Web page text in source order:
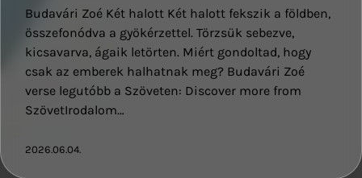
Budavári Zoé Két halott Két halott fekszik a földben,
összefonódva a gyökérzettel. Törzsük sebezve,
kicsavarva, ágaik letörten. Miért gondoltad, hogy
csak az emberek halhatnak meg? Budavári Zoé
verse legutóbb a Szöveten: Discover more from
SzövetIrodalom…
2026.06.04.